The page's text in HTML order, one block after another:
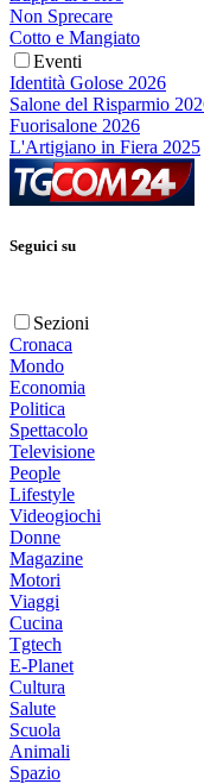
Non Sprecare
Cotto e Mangiato
Eventi
Identità Golose 2026
Salone del Risparmio
Fuorisalone 2026
L'Artigiano in Fiera 2025
Seguici su
Sezioni
Cronaca
Mondo
Economia
Politica
Spettacolo
Televisione
People
Lifestyle
Videogiochi
Donne
Magazine
Motori
Viaggi
Cucina
Tgtech
E-Planet
Cultura
Salute
Scuola
Animali
Spazio